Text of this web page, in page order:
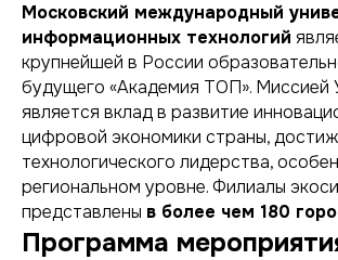
Московский международный
информационных технологий
крупнейшей в России
будущего «Академия ТОП». Миссией
является вклад в развитие
цифровой экономики страны,
технологического лидерства,
региональном уровне. Филиалы
представлены в более чем 180
Программа